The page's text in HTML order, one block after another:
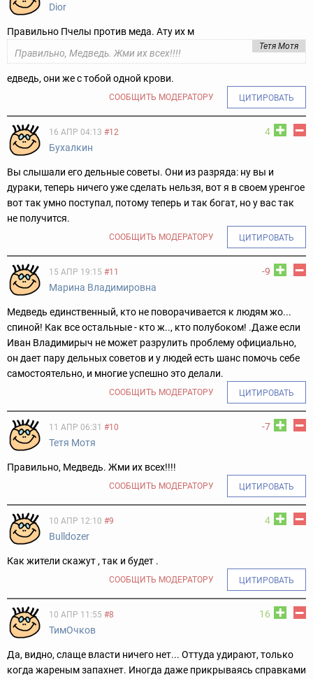
Dior
Правильно Пчелы против меда. Ату их м
Тетя Мотя
Правильно, Медведь. Жми их всех!!!!
едведь, они же с тобой одной крови.
СООБЩИТЬ МОДЕРАТОРУ ЦИТИРОВАТЬ
4
16 АПР 04:13 #12
Бухалкин
Вы слышали его дельные советы. Они из разряда: ну вы и
дураки, теперь ничего уже сделать нельзя, вот я в своем уренгое
вот так умно поступал, потому теперь и так богат, но у вас так
не получится.
СООБЩИТЬ МОДЕРАТОРУ ЦИТИРОВАТЬ
-9
15 АПР 19:15 #11
Марина Владимировна
Медведь единственный, кто не поворачивается к людям жо...
спиной! Как все остальные - кто ж.., кто полубоком! .Даже если
Иван Владимирыч не может разрулить проблему официально,
он дает пару дельных советов и у людей есть шанс помочь себе
самостоятельно, и многие успешно это делали.
СООБЩИТЬ МОДЕРАТОРУ ЦИТИРОВАТЬ
-7
11 АПР 06:31 #10
Тетя Мотя
Правильно, Медведь. Жми их всех!!!!
СООБЩИТЬ МОДЕРАТОРУ ЦИТИРОВАТЬ
4
10 АПР 12:10 #9
Bulldozer
Как жители скажут , так и будет .
СООБЩИТЬ МОДЕРАТОРУ ЦИТИРОВАТЬ
16
10 АПР 11:55 #8
ТимОчков
Да, видно, слаще власти ничего нет... Оттуда удирают, только
когда жареным запахнет. Иногда даже прикрываясь справками